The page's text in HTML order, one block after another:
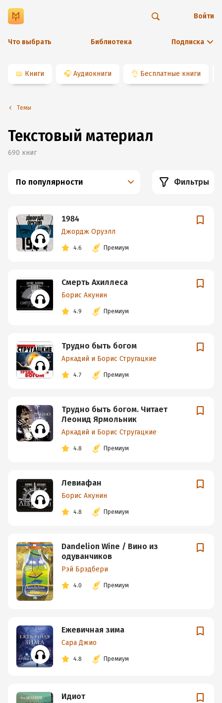
Что выбрать Библиотека Подписка
Войти
📖 Книги 🎧 Аудиокниги 👌 Бесплатные книги
Темы
Текстовый материал
690 книг
По популярности Фильтры
1984
Джордж Оруэлл
4.6 Премиум
Смерть Ахиллеса
Борис Акунин
4.9 Премиум
Трудно быть богом
Аркадий и Борис Стругацкие
4.7 Премиум
Трудно быть богом. Читает
Леонид Ярмольник
Аркадий и Борис Стругацкие
4.8 Премиум
Левиафан
Борис Акунин
4.8 Премиум
Dandelion Wine / Вино из
одуванчиков
Рэй Брэдбери
4.0 Премиум
Ежевичная зима
Сара Джио
4.8 Премиум
Идиот